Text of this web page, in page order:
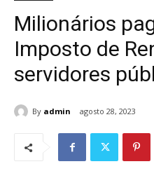
Milionários
Imposto de
servidores
By admin agosto 28, 2023